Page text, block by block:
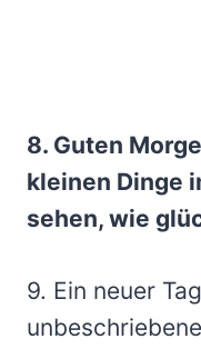
8. Guten
kleinen Dinge
sehen, wie
9. Ein neuer